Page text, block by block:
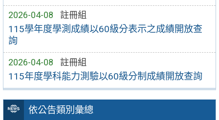
2026-04-08 註冊組
115學年度學測成績以60級分表示之成績開放查
詢
2026-04-08 註冊組
115年度學科能力測驗以60級分制成績開放查詢
依公告類別彙總